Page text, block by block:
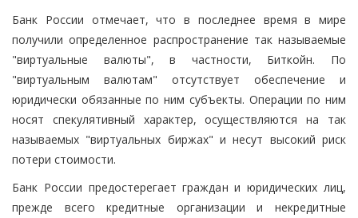
Банк России отмечает, что в последнее время в мире
получили определенное распространение так называемые
"виртуальные валюты", в частности, Биткойн. По
"виртуальным валютам" отсутствует обеспечение и
юридически обязанные по ним субъекты. Операции по ним
носят спекулятивный характер, осуществляются на так
называемых "виртуальных биржах" и несут высокий риск
потери стоимости.
Банк России предостерегает граждан и юридических лиц,
прежде всего кредитные организации и некредитные